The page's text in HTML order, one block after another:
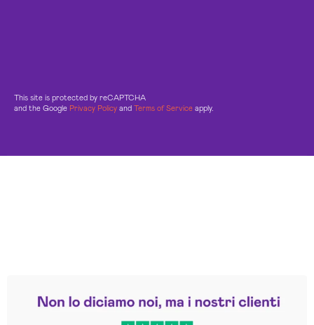
This site is protected by reCAPTCHA
and the Google Privacy Policy and Terms of Service apply.
Trustpilot